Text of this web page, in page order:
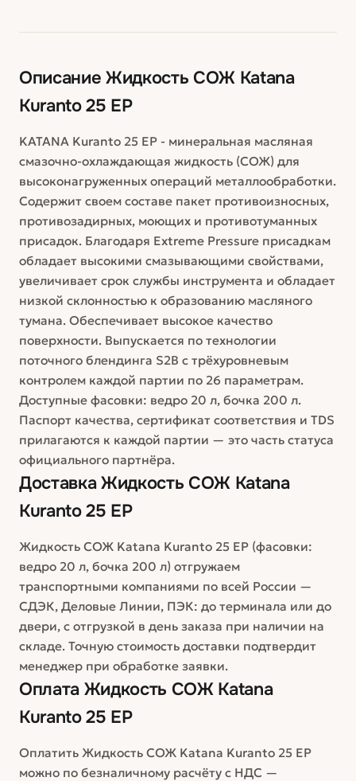
ОписаниеЖидкость СОЖ Katana
Kuranto 25 ЕР
KATANA Kuranto 25 ЕР - минеральная масляная
смазочно-охлаждающая жидкость (СОЖ) для
высоконагруженных операций металлообработки.
Содержит своем составе пакет противоизносных,
противозадирных, моющих и противотуманных
присадок. Благодаря Extreme Pressure присадкам
обладает высокими смазывающими свойствами,
увеличивает срок службы инструмента и обладает
низкой склонностью к образованию масляного
тумана. Обеспечивает высокое качество
поверхности. Выпускается по технологии
поточного блендинга S2B с трёхуровневым
контролем каждой партии по 26 параметрам.
Доступные фасовки: ведро 20 л, бочка 200 л.
Паспорт качества, сертификат соответствия и TDS
прилагаются к каждой партии — это часть статуса
официального партнёра.
ДоставкаЖидкость СОЖ Katana
Kuranto 25 ЕР
Жидкость СОЖ Katana Kuranto 25 ЕР (фасовки:
ведро 20 л, бочка 200 л) отгружаем
транспортными компаниями по всей России —
СДЭК, Деловые Линии, ПЭК: до терминала или до
двери, с отгрузкой в день заказа при наличии на
складе. Точную стоимость доставки подтвердит
менеджер при обработке заявки.
Оплата Жидкость СОЖ Katana
Kuranto 25 ЕР
Оплатить Жидкость СОЖ Katana Kuranto 25 ЕР
можно по безналичному расчёту с НДС —